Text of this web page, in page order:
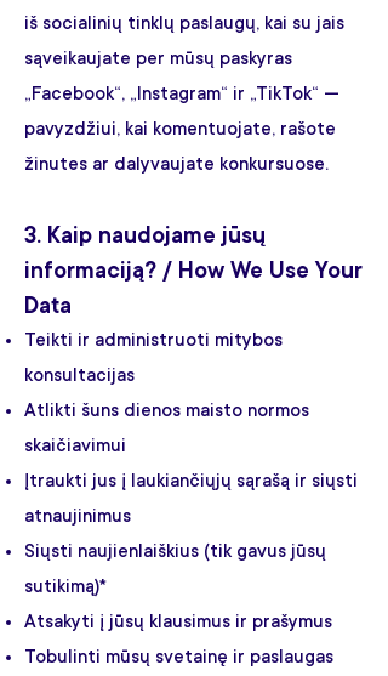
iš socialinių tinklų paslaugų, kai su jais
sąveikaujate per mūsų paskyras
„Facebook“, „Instagram“ ir „TikTok“ —
pavyzdžiui, kai komentuojate, rašote
žinutes ar dalyvaujate konkursuose.
3. Kaip naudojame jūsų
informaciją? / How We Use Your
Data
Teikti ir administruoti mitybos
konsultacijas
Atlikti šuns dienos maisto normos
skaičiavimui
Įtraukti jus į laukiančiųjų sąrašą ir siųsti
atnaujinimus
Siųsti naujienlaiškius (tik gavus jūsų
sutikimą)*
Atsakyti į jūsų klausimus ir prašymus
Tobulinti mūsų svetainę ir paslaugas